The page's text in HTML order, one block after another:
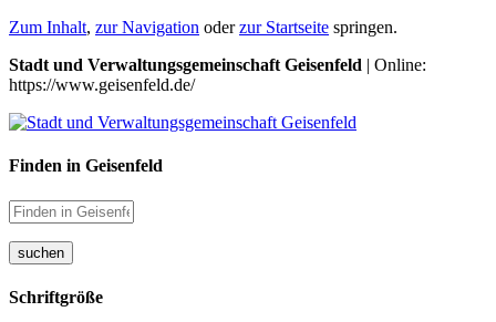
Zum Inhalt, zur Navigation oderzur Startseite springen.
Stadt und Verwaltungsgemeinschaft Geisenfeld | Online:
https://www.geisenfeld.de/
Finden in Geisenfeld
suchen
Schriftgröße